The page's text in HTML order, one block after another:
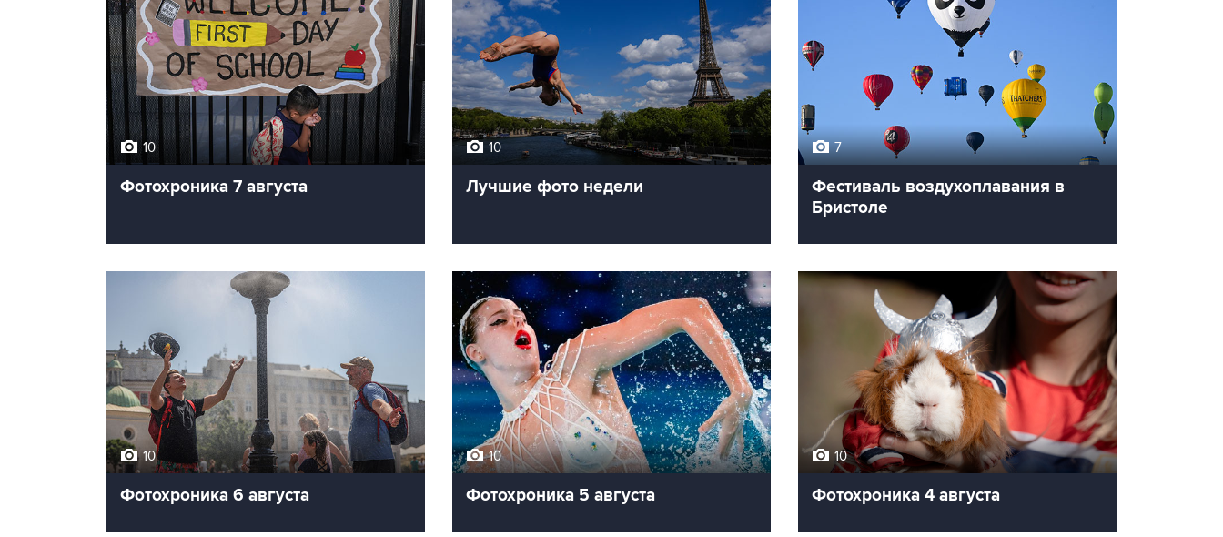
10
Фотохроника 7 августа
10
Лучшие фото недели
7
Фестиваль воздухоплавания в
Бристоле
10
Фотохроника 6 августа
10
Фотохроника 5 августа
10
Фотохроника 4 августа